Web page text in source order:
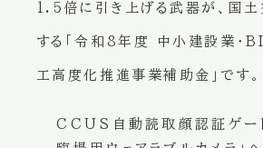
1.5倍に引き上げる武器が、国
する「令和8年度 中小建設業
工高度化推進事業補助金」です。
CCUS自動読取顔認証ゲー